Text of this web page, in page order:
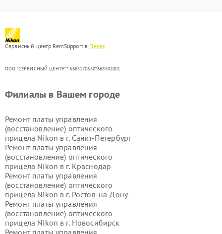
Сервисный центр RemSupport в Пензе
ООО "СЕРВИСНЫЙ ЦЕНТР"* 6685170650*668501001
Филиалы в Вашем городе
Ремонт платы управления
(восстановление) оптического
прицела Nikon в г. Санкт-Петербург
Ремонт платы управления
(восстановление) оптического
прицела Nikon в г. Краснодар
Ремонт платы управления
(восстановление) оптического
прицела Nikon в г. Ростов-на-Дону
Ремонт платы управления
(восстановление) оптического
прицела Nikon в г. Новосибирск
Ремонт платы управления